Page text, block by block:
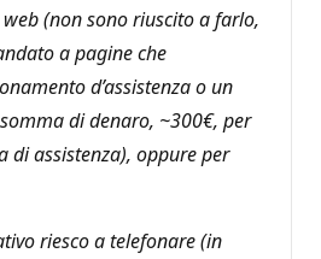
(non sono riuscito a farlo,
a pagine che
d’assistenza o un
di denaro, ~300€, per
di assistenza), oppure per
riesco a telefonare (in